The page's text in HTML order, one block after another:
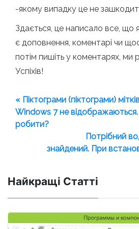
-якому випадку це не
Здається, це написало все, що
є доповнення, коментарі чи
потім пишіть у коментарях, ми
Успіхів!
« Піктограми (піктограми)
Windows 7 не
робити?
Потрібний
знайдений. При
Найкращі Статті